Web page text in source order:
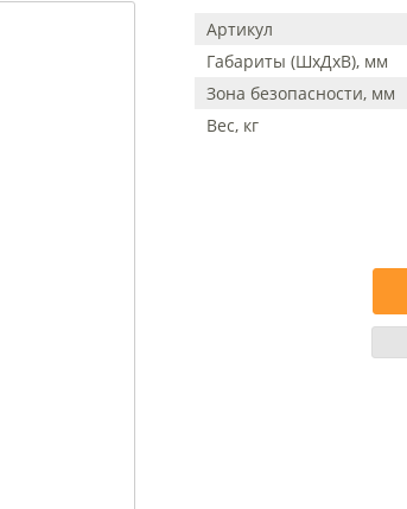
Артикул
Габариты (ШхДхВ), мм
Зона безопасности, мм
Вес, кг